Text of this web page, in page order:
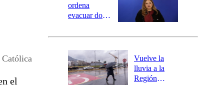
el
ordena
evacuar dos
Carahue por
río Damas:
activa
mensajería
SAE
Vuelve la
lluvia a la
Región